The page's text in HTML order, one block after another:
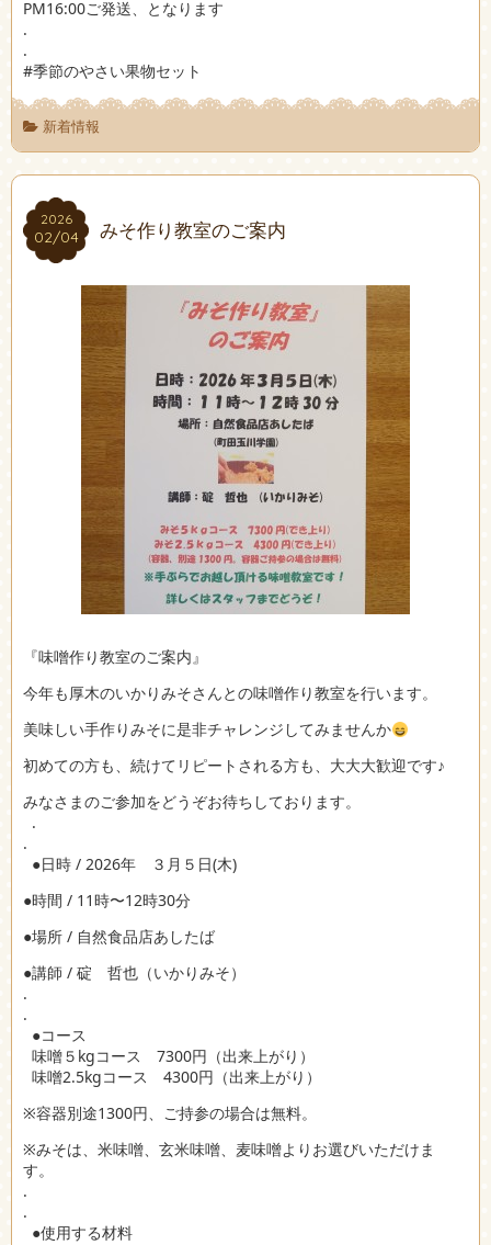
PM16:00ご発送、となります
.
.
#季節のやさい果物セット
新着情報
2026
02/04
2026
02/04 みそ作り教室のご案内
『味噌作り教室のご案内』
今年も厚木のいかりみそさんとの味噌作り教室を行います。
美味しい手作りみそに是非チャレンジしてみませんか
初めての方も、続けてリピートされる方も、大大大歓迎です♪
みなさまのご参加をどうぞお待ちしております。
.
.
●日時 / 2026年 ３月５日(木)
●時間 / 11時〜12時30分
●場所 / 自然食品店あしたば
●講師 / 碇 哲也（いかりみそ）
.
.
●コース
味噌５kgコース 7300円（出来上がり）
味噌2.5kgコース 4300円（出来上がり）
※容器別途1300円、ご持参の場合は無料。
※みそは、米味噌、玄米味噌、麦味噌よりお選びいただけま
す。
.
.
●使用する材料